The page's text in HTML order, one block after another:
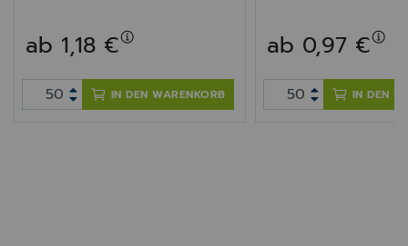
7000/7500/7600/7700/8
000 Kassendrucker
ab 1,18 €
IN DEN WARENKORB
7000/7200/
00/8000
ab 0,97 €
IN DEN